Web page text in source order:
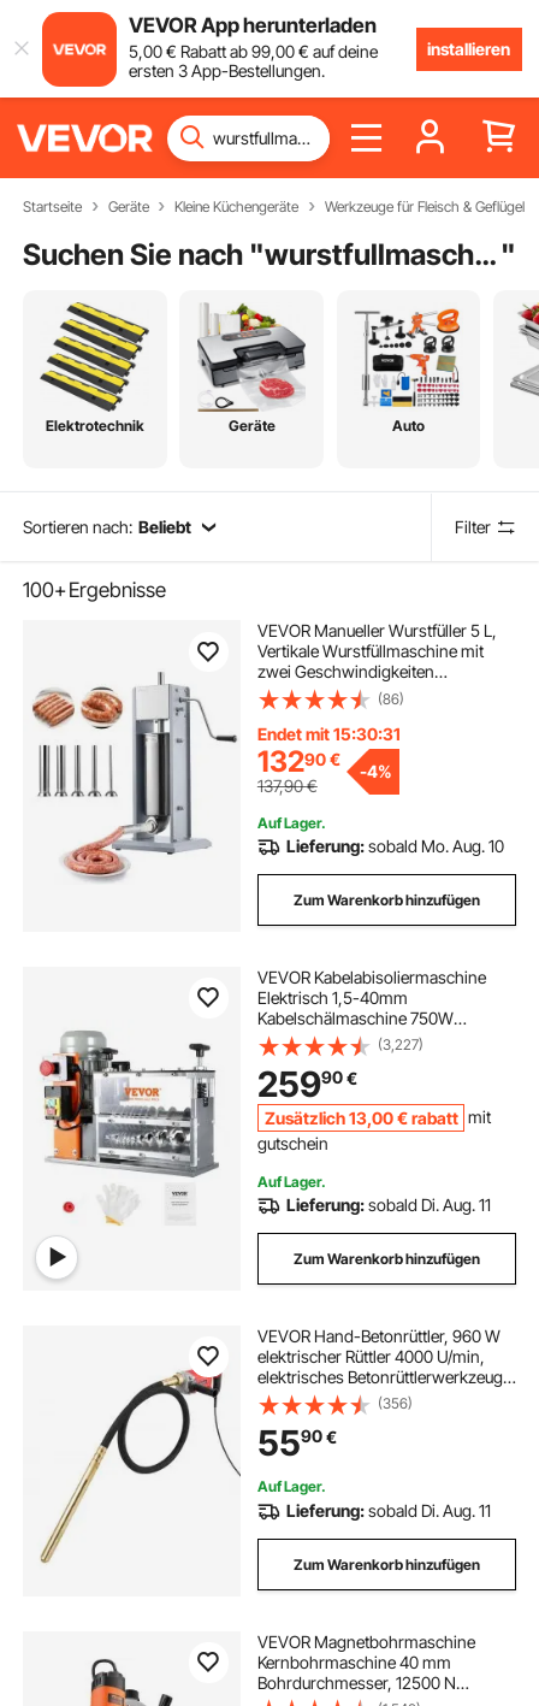
VEVOR App herunterladen
5,00€ Rabatt ab99,00€ auf deine
ersten 3 App-Bestellungen.
installieren
Startseite Geräte Kleine Küchengeräte Werkzeuge für Fleisch & Geflügel
Suchen Sie nach " wurstfullmaschin elektrisch "
Elektrotechnik Geräte Auto
Sortieren nach: Beliebt Filter
100+Ergebnisse
VEVOR Manueller Wurstfüller 5 L,
Vertikale Wurstfüllmaschine mit
zwei Geschwindigkeiten
(Schnell/Langsam) & 5 Füllrohren &
Griff, Fleischfüller aus Edelstahl für
Gewerblichen & Privaten Gebrauch
(86)
Endet mit 15:30:29
13290€
137,90€
-4%
Auf Lager.
Lieferung:sobald Mo. Aug. 10
Zum Warenkorb hinzufügen
VEVOR Kabelabisoliermaschine
Elektrisch 1,5-40mm
Kabelschälmaschine 750W
Abisoliermaschine 30m pro Minute
Geschwindigkeit Abisolierzange
65-Mn-Federstahl Klinge Ideal zum
Abisolieren von Kupferdraht
(3,227)
25990€
Zusätzlich13,00 €rabatt mit
gutschein
Auf Lager.
Lieferung:sobald Di. Aug. 11
Zum Warenkorb hinzufügen
VEVOR Hand-Betonrüttler, 960 W
elektrischer Rüttler 4000 U/min,
elektrisches Betonrüttlerwerkzeug
mit 2 m Schaftstange, tragbarer
Bleistift-Zementrüttler zum
Entfernen von Luftblasen und
Mischen von Beton
(356)
5590€
Auf Lager.
Lieferung:sobald Di. Aug. 11
Zum Warenkorb hinzufügen
VEVOR Magnetbohrmaschine
Kernbohrmaschine 40 mm
Bohrdurchmesser, 12500 N